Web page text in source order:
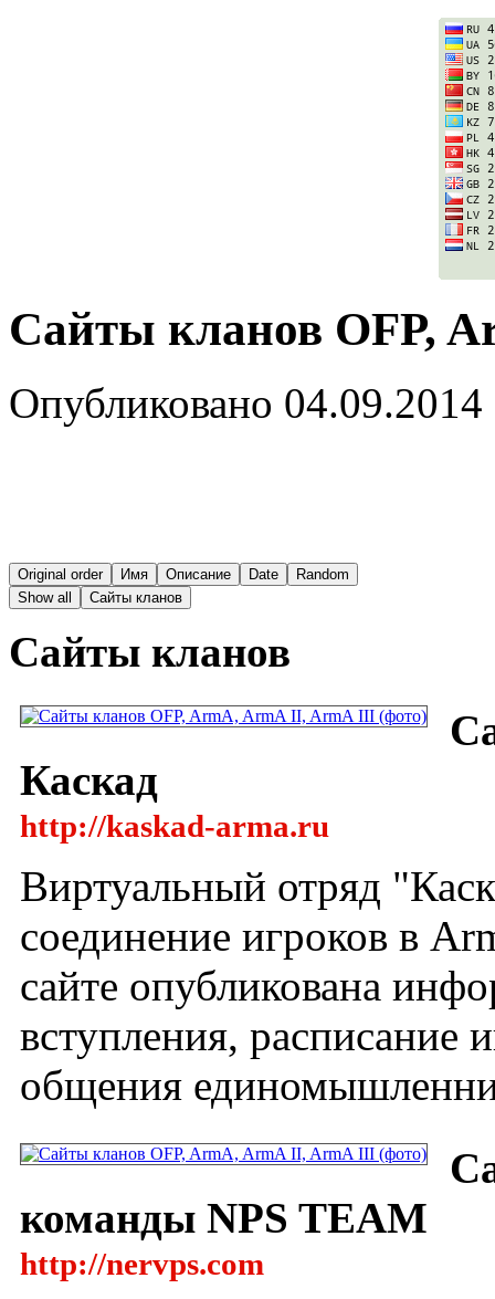
Сайты кланов OFP,
Опубликовано 04.09.2014
Original order Имя Описание Date
Random
Show all
Сайты кланов
Сайты кланов
Каскад
http://kaskad-arma.ru
Виртуальный отряд
соединение игроков в
сайте опубликована
вступления, расписание
общения
команды NPS TEAM
http://nervps.com